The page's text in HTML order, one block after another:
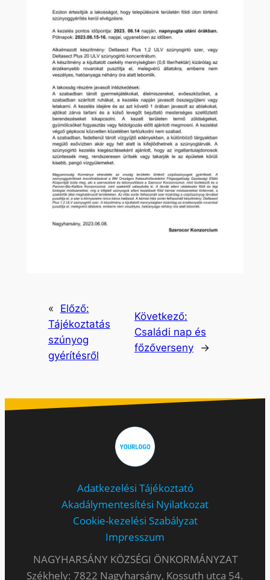
«
Előző:
Tájékoztatás
szúnyog
gyérítésről
Következő:
Családi nap és
főzőverseny
→
Adatkezelési Tájékoztató
Akadálymentesítési Nyilatkozat
Cookie-kezelési Szabályzat
Impresszum
NAGYHARSÁNY KÖZSÉGI ÖNKORMÁNYZAT
Székhely: 7822 Nagyharsány, Kossuth utca 54.